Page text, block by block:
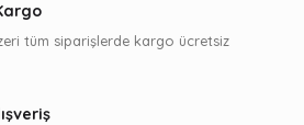
tüm siparişlerde kargo ücretsiz